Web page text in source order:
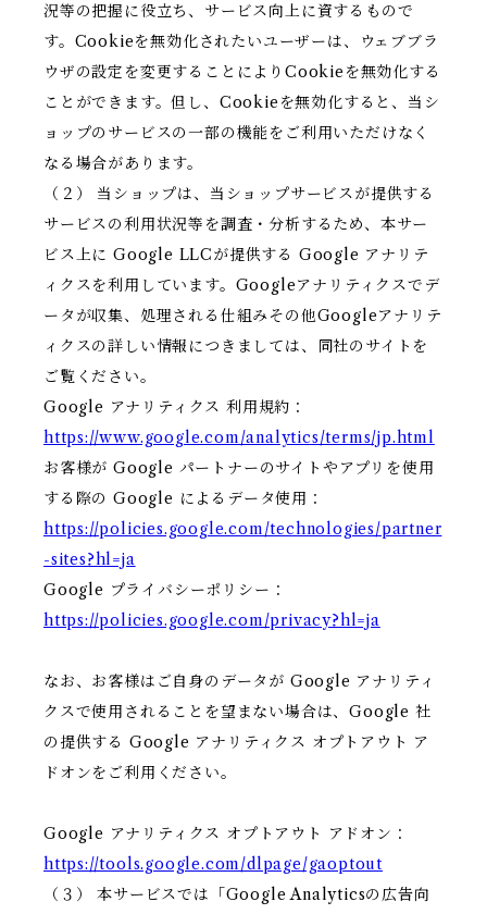
況等の把握に役立ち、サービス向上に資するもので
す。Cookieを無効化されたいユーザーは、ウェブブラ
ウザの設定を変更することによりCookieを無効化する
ことができます。但し、Cookieを無効化すると、当シ
ョップのサービスの一部の機能をご利用いただけなく
なる場合があります。
（２） 当ショップは、当ショップサービスが提供する
サービスの利用状況等を調査・分析するため、本サー
ビス上に Google LLCが提供する Google アナリテ
ィクスを利用しています。Googleアナリティクスでデ
ータが収集、処理される仕組みその他Googleアナリテ
ィクスの詳しい情報につきましては、同社のサイトを
ご覧ください。
Google アナリティクス 利用規約：
https://www.google.com/analytics/terms/jp.html
お客様が Google パートナーのサイトやアプリを使用
する際の Google によるデータ使用：
https://policies.google.com/technologies/partner
-sites?hl=ja
Google プライバシーポリシー：
https://policies.google.com/privacy?hl=ja
なお、お客様はご自身のデータが Google アナリティ
クスで使用されることを望まない場合は、Google 社
の提供する Google アナリティクス オプトアウト ア
ドオンをご利用ください。
Google アナリティクス オプトアウト アドオン：
https://tools.google.com/dlpage/gaoptout
（３） 本サービスでは「Google Analyticsの広告向